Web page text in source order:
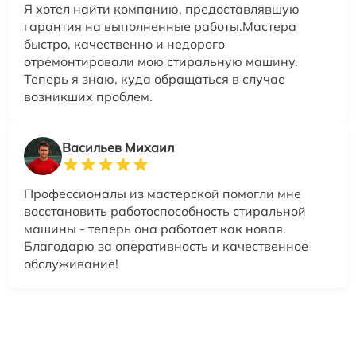
Я хотел найти компанию, предоставлявшую
гарантия на выполненные работы.Мастера
быстро, качественно и недорого
отремонтировали мою стиральную машину.
Теперь я знаю, куда обращаться в случае
возникших проблем.
Васильев Михаил
Профессионалы из мастерской помогли мне
восстановить работоспособность стиральной
машины - теперь она работает как новая.
Благодарю за оперативность и качественное
обслуживание!